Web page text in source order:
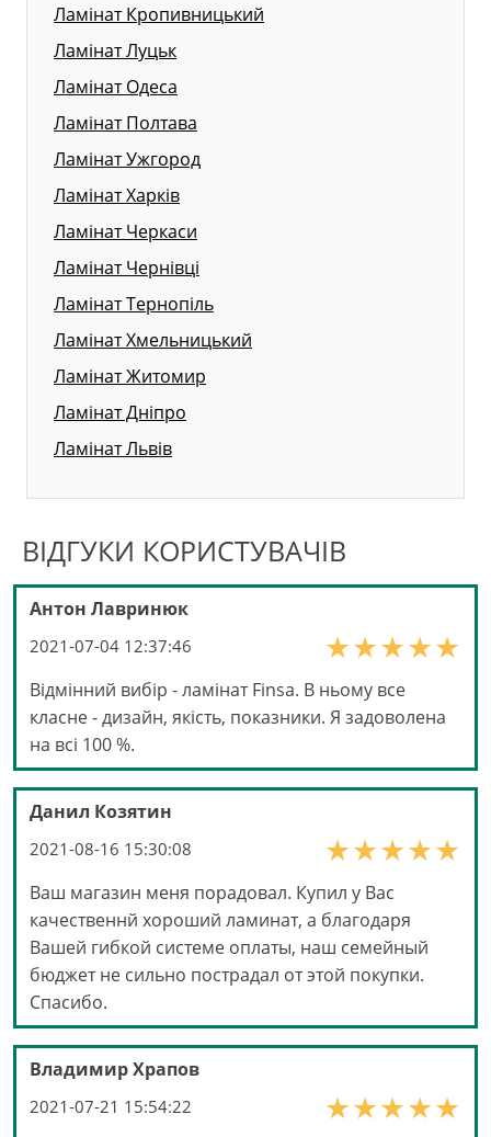
Ламінат Кропивницький
Ламінат Луцьк
Ламінат Одеса
Ламінат Полтава
Ламінат Ужгород
Ламінат Харків
Ламінат Черкаси
Ламінат Чернівці
Ламінат Тернопіль
Ламінат Хмельницький
Ламінат Житомир
Ламінат Дніпро
Ламінат Львів
ВІДГУКИ КОРИСТУВАЧІВ
Антон Лавринюк
2021-07-04 12:37:46
Відмінний вибір - ламінат Finsa. В ньому все
класне - дизайн, якість, показники. Я задоволена
на всі 100 %.
Данил Козятин
2021-08-16 15:30:08
Ваш магазин меня порадовал. Купил у Вас
качественнй хороший ламинат, а благодаря
Вашей гибкой системе оплаты, наш семейный
бюджет не сильно пострадал от этой покупки.
Спасибо.
Владимир Храпов
2021-07-21 15:54:22